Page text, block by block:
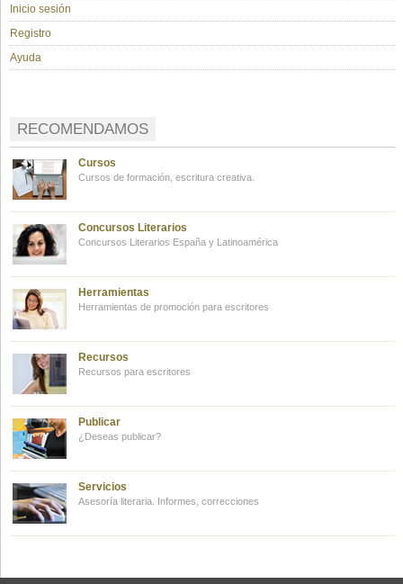
Inicio sesión
Registro
Ayuda
RECOMENDAMOS
Cursos
Cursos de formación, escritura creativa.
Concursos Literarios
Concursos Literarios España y Latinoamérica
Herramientas
Herramientas de promoción para escritores
Recursos
Recursos para escritores
Publicar
¿Deseas publicar?
Servicios
Asesoría literaria. Informes, correcciones